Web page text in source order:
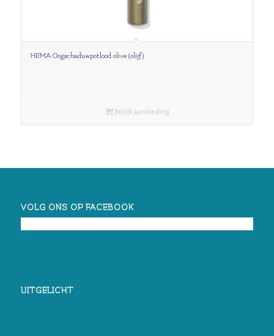
HEMA Oogschaduwpotlood olive (olijf)
Bekijk aanbieding
VOLG ONS OP FACEBOOK
UITGELICHT